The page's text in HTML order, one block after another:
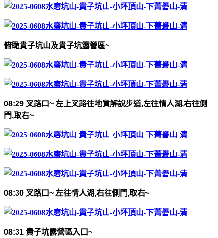
俯瞰貴子坑山及貴子坑露營區~
08:29 叉路口~ 左上叉路往地質解說步道,左往情人湖,右往側
門,取右~
08:30 叉路口~ 左往情人湖,右往側門,取右~
08:31 貴子坑露營區入口~